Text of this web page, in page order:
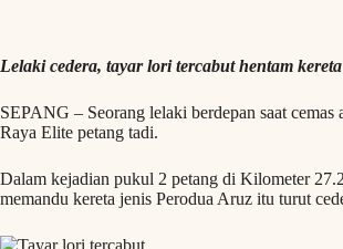
Lelaki cedera, tayar lori tercabut hentam
SEPANG – Seorang lelaki berdepan saat
Raya Elite petang tadi.
Dalam kejadian pukul 2 petang di Kilometer
memandu kereta jenis Perodua Aruz itu turut